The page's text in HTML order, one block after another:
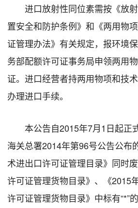
进口放射性同位素需按《放
置安全和防护条例》和《两用物
证管理办法》有关规定，报环境
务部配额许可证事务局申领两用
证。进口经营者持两用物项和技
办理进口手续。
本公告自2015年7月1日起正
海关总署2014年第96号公告公布
术进出口许可证管理目录》同时
许可证管理货物目录》、《2015
许可证管理货物目录》中标有“*”